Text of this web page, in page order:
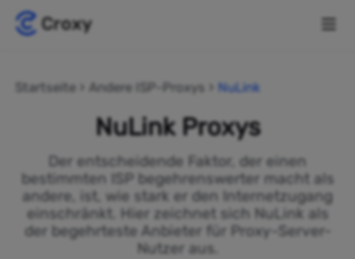
Startseite Andere ISP-Proxys NuLink
NuLink Proxys
Der entscheidende Faktor, der einen
bestimmten ISP begehrenswerter macht als
andere, ist, wie stark er den Internetzugang
einschränkt. Hier zeichnet sich NuLink als
der begehrteste Anbieter für Proxy-Server-
Nutzer aus.